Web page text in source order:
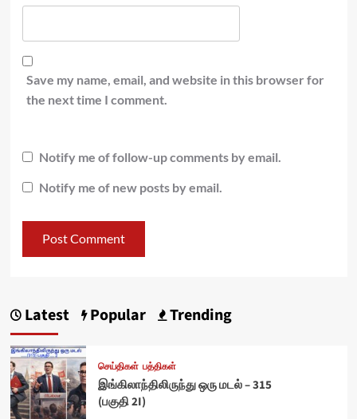
Save my name, email, and website in this browser for
the next time I comment.
Notify me of follow-up comments by email.
Notify me of new posts by email.
Latest Popular Trending
செய்திகள் பத்திகள்
இங்கிலாந்திலிருந்து ஒரு மடல் – 315
(பகுதி 2I)